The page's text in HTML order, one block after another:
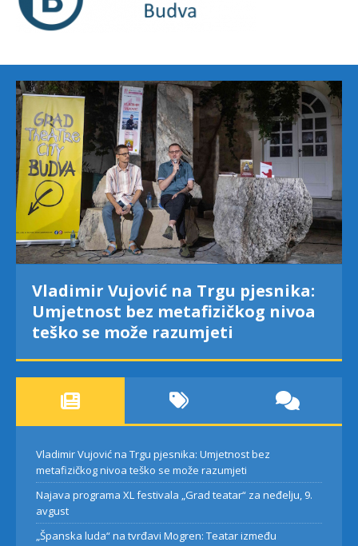
Vladimir Vujović na Trgu pjesnika:
Umjetnost bez metafizičkog nivoa
teško se može razumjeti
Vladimir Vujović na Trgu pjesnika: Umjetnost bez
metafizičkog nivoa teško se može razumjeti
Najava programa XL festivala „Grad teatar“ za neđelju, 9.
avgust
„Španska luda“ na tvrđavi Mogren: Teatar između